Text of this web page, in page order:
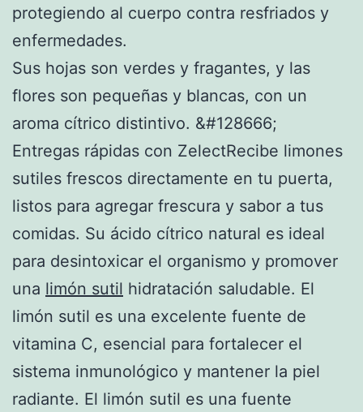
protegiendo al cuerpo contra resfriados y
enfermedades.
Sus hojas son verdes y fragantes, y las
flores son pequeñas y blancas, con un
aroma cítrico distintivo. &#128666;
Entregas rápidas con ZelectRecibe limones
sutiles frescos directamente en tu puerta,
listos para agregar frescura y sabor a tus
comidas. Su ácido cítrico natural es ideal
para desintoxicar el organismo y promover
una limón sutil hidratación saludable. El
limón sutil es una excelente fuente de
vitamina C, esencial para fortalecer el
sistema inmunológico y mantener la piel
radiante. El limón sutil es una fuente